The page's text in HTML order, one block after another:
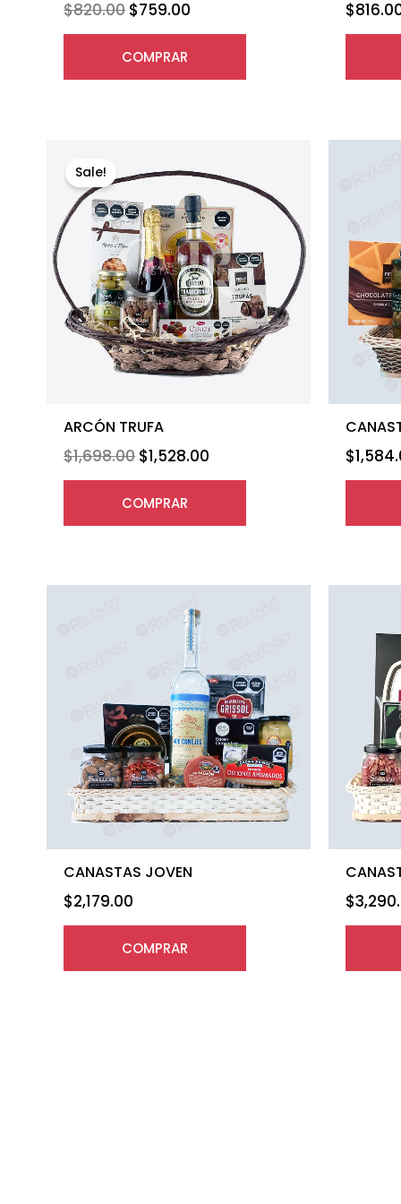
$820.00 $759.00
COMPRAR
$
Sale!
ARCÓN TRUFA
$1,698.00
price
$1,698.00.
$1,528.00
is:
$1,528.00.
COMPRAR
$
CANASTAS JOVEN
$2,179.00
COMPRAR
$